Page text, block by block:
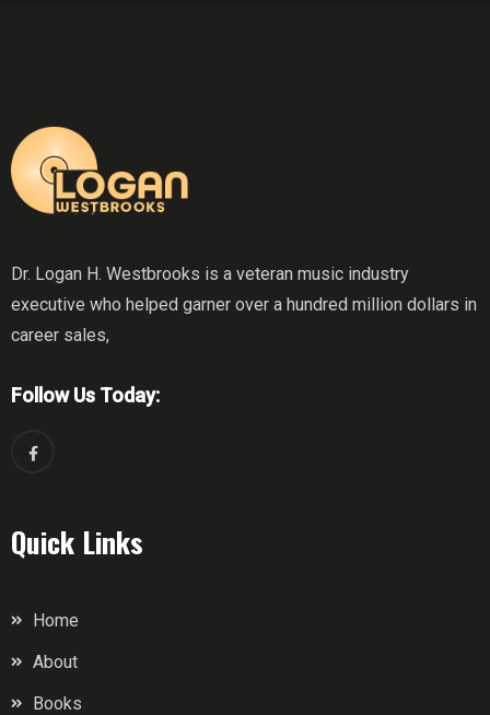
Dr. Logan H. Westbrooks is a veteran music industry
executive who helped garner over a hundred million dollars in
career sales,
Follow Us Today:
Quick Links
Home
About
Books